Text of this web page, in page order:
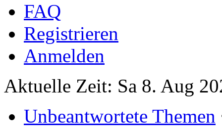
FAQ
Registrieren
Anmelden
Aktuelle Zeit: Sa 8. Aug
Unbeantwortete Themen